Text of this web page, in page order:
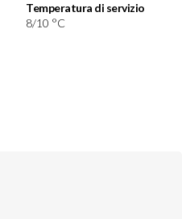
Temperatura di servizio
8/10 °C